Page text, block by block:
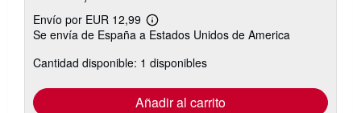
Envío por EUR 12,99
Más
información
las
tarifas
envío
Se envía de España a Estados Unidos de America
Cantidad disponible: 1 disponibles
Añadir al carrito